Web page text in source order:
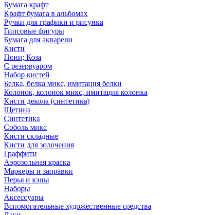
Бумага крафт
Крафт бумага в альбомах
Ручки для графики и рисунка
Гипсовые фигуры
Бумага для акварели
Кисти
Пони; Коза
С резервуаром
Набор кистей
Белка, белка микс, имитация белки
Колонок, колонок микс, имитация колонка
Кисти декола (синтетика)
Щетина
Синтетика
Соболь микс
Кисти складные
Кисти для золочения
Граффити
Аэрозольная краска
Маркеры и заправки
Перья и кэпы
Наборы
Аксессуары
Вспомогательные художественные средства